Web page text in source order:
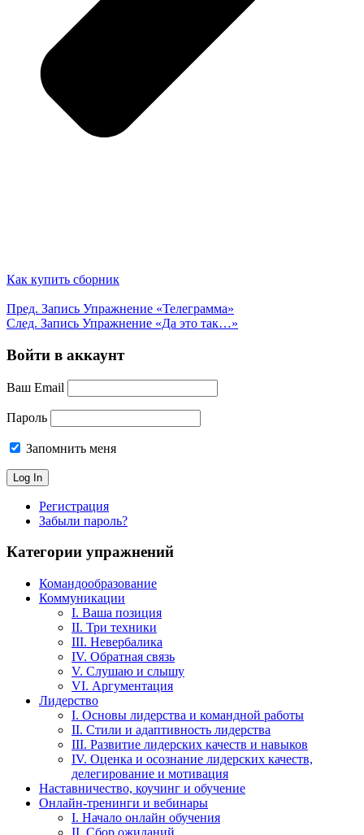
Как купить сборник
Пред. Запись Упражнение «Телеграмма»
След. Запись Упражнение «Да это так…»
Войти в аккаунт
Ваш Email
Пароль
Запомнить меня
Регистрация
Забыли пароль?
Категории упражнений
Командообразование
Коммуникации
I. Ваша позиция
II. Три техники
III. Невербалика
IV. Обратная связь
V. Слушаю и слышу
VI. Аргументация
Лидерство
I. Основы лидерства и командной работы
II. Стили и адаптивность лидерства
III. Развитие лидерских качеств и навыков
IV. Оценка и осознание лидерских качеств,
делегирование и мотивация
Наставничество, коучинг и обучение
Онлайн-тренинги и вебинары
I. Начало онлайн обучения
II. Сбор ожиданий